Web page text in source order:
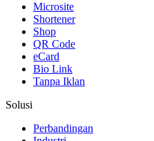
Microsite
Shortener
Shop
QR Code
eCard
Bio Link
Tanpa Iklan
Solusi
Perbandingan